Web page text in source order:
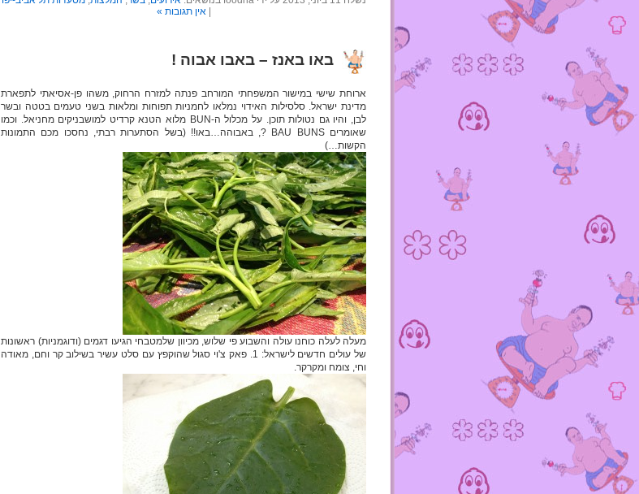
|אין תגובות »
באו באנז – באבו אבוה !
ארוחת שישי במישור המשפחתי המורחב פנתה למזרח הרחוק, משהו פן-אסיאתי לתפארת
מדינת ישראל. סלסילות האידוי נמלאו לחמניות תפוחות ומלאות בשני טעמים בטטה ובשר
לבן, והיו גם נטולות תוכן. על מכלול ה-BUN מלוא הטנא קרדיט למושבניקים מחניאל. וכמו
שאומרים BAU BUNS ?, באבוהה…באו!! (בשל הסתערות רבתי, נחסכו מכם התמונות
הקשות…)
מעלה לעלה כוחנו עולה והשבוע פי שלוש, מכיוון שלמטבחי הגיעו דגמים (ודוגמניות) ראשונות
של עולים חדשים לישראל: 1. פאק צ'וי סגול שהוקפץ עם סלט עשיר בשילוב קר וחם, מאודה
וחי, צומח ומקרקר.